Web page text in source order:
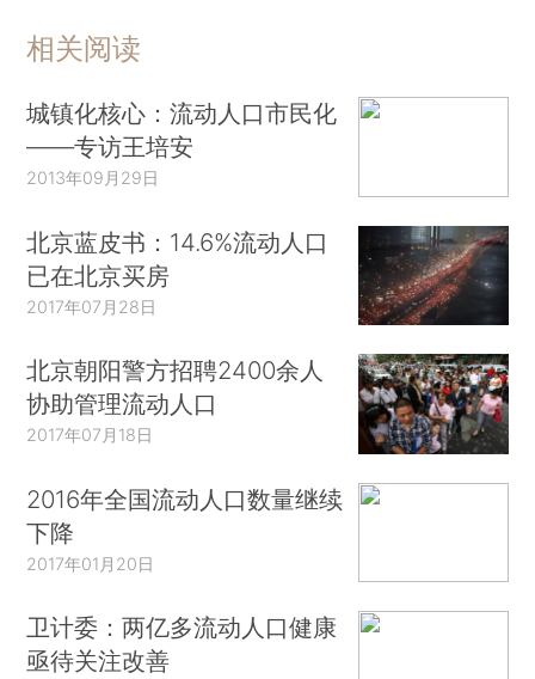
相关阅读
城镇化核心：流动人口市民化
——专访王培安
2013年09月29日
北京蓝皮书：14.6%流动人口
已在北京买房
2017年07月28日
北京朝阳警方招聘2400余人
协助管理流动人口
2017年07月18日
2016年全国流动人口数量继续
下降
2017年01月20日
卫计委：两亿多流动人口健康
亟待关注改善